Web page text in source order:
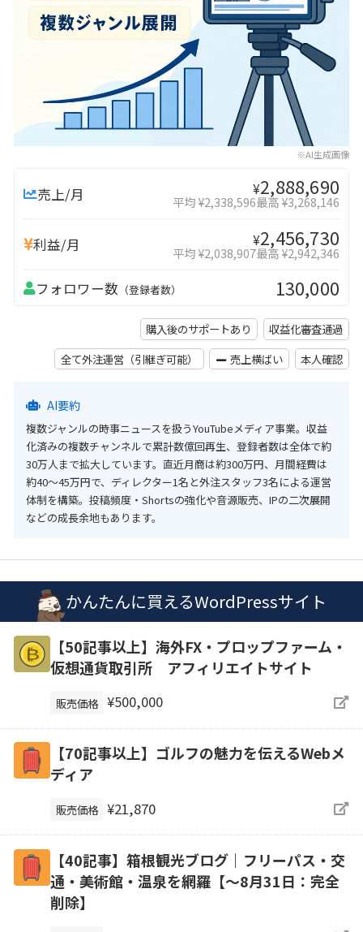
※AI生成画像
売上/月 ¥2,888,690
平均 ¥2,338,596最高 ¥3,268,146
利益/月 ¥2,456,730
平均 ¥2,038,907最高 ¥2,942,346
フォロワー数 （登録者数） 130,000
購入後のサポートあり
収益化審査通過
全て外注運営（引継ぎ可能）
売上横ばい 本人確認
AI要約
複数ジャンルの時事ニュースを扱うYouTubeメディア事業。収益
化済みの複数チャンネルで累計数億回再生、登録者数は全体で約
30万人まで拡大しています。直近月商は約300万円、月間経費は
約40〜45万円で、ディレクター1名と外注スタッフ3名による運営
体制を構築。投稿頻度・Shortsの強化や音源販売、IPの二次展開
などの成長余地もあります。
かんたんに買えるWordPressサイト
【50記事以上】海外FX・プロップファーム・
仮想通貨取引所 アフィリエイトサイト
販売価格 ¥500,000
【70記事以上】ゴルフの魅力を伝えるWebメ
ディア
販売価格 ¥21,870
【40記事】箱根観光ブログ｜フリーパス・交
通・美術館・温泉を網羅【～8月31日：完全
削除】